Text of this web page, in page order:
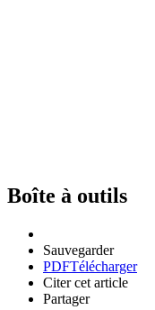
Boîte à outils
Sauvegarder
PDFTélécharger
Citer cet article
Partager